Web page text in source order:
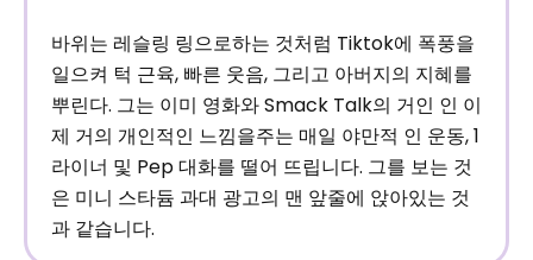
바위는 레슬링 링으로하는 것처럼 Tiktok에 폭풍을
일으켜 턱 근육, 빠른 웃음, 그리고 아버지의 지혜를
뿌린다. 그는 이미 영화와 Smack Talk의 거인 인 이
제 거의 개인적인 느낌을주는 매일 야만적 인 운동, 1
라이너 및 Pep 대화를 떨어 뜨립니다. 그를 보는 것
은 미니 스타듐 과대 광고의 맨 앞줄에 앉아있는 것
과 같습니다.